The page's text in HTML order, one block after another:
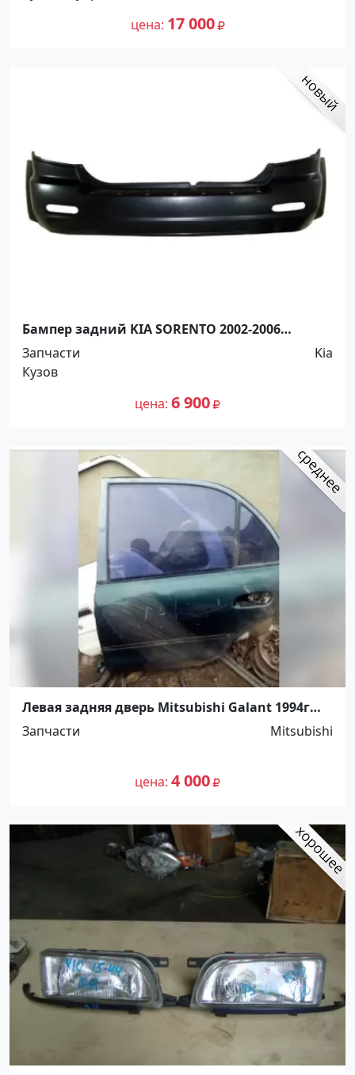
цена 17 000
Бампер задний KIA SORENTO 2002-2006
(866113E020XX) Краснодар
Запчасти
Kia
Кузов
цена 6 900
Левая задняя дверь Mitsubishi Galant 1994г
Краснодар
Запчасти Mitsubishi
цена 4 000